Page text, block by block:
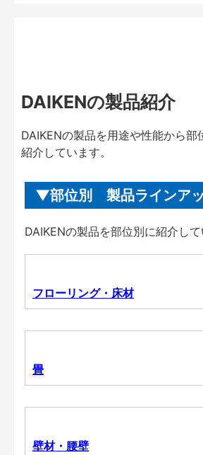
DAIKENの製品紹介
DAIKENの製品を用途や性能から部
紹介しています。
部位別 製品ラインア
DAIKENの製品を部位別に紹介して
フローリング・床材
畳
壁材・腰壁